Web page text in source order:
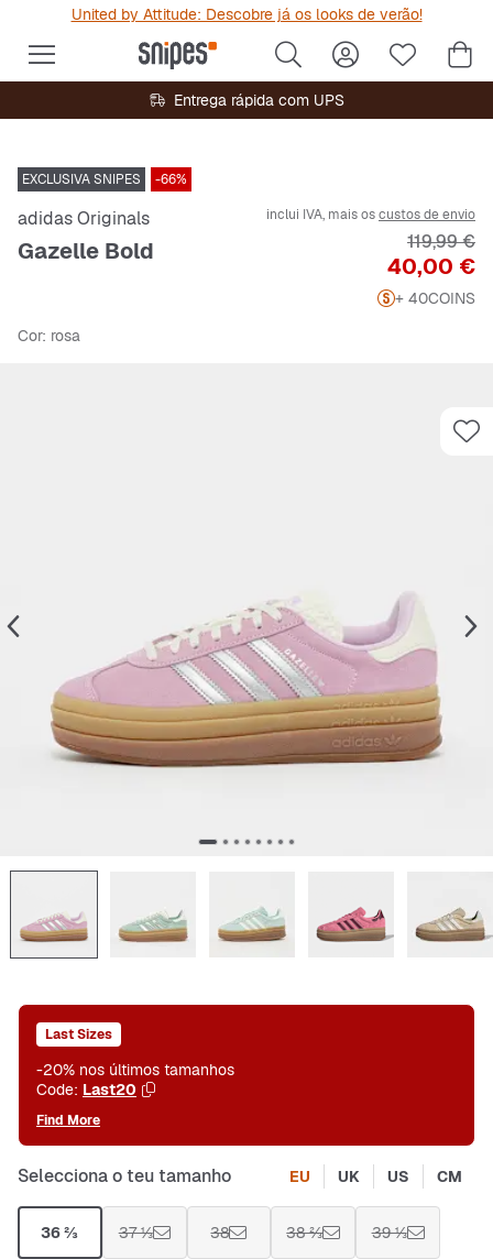
United by Attitude: Descobre já os looks de verão!
Entrega rápida com UPS
EXCLUSIVA SNIPES -66%
adidas Originals
Gazelle Bold
inclui IVA, mais oscustos de envio
Preço
40,00 €
Preço
119,99 €
+ 40COINS
Cor: rosa
Last Sizes
-20% nos últimos tamanhos
Code: Last20
Find More
Selecciona o teu tamanho EU UK US CM
36 ⅔ 37 ⅓ 38 38 ⅔ 39 ⅓